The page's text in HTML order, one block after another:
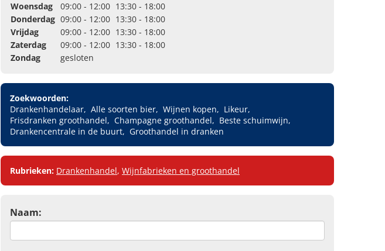
Woensdag
09:00 - 12:00 13:30 - 18:00
Donderdag 09:00 - 12:00 13:30 - 18:00
Vrijdag
09:00 - 12:00 13:30 - 18:00
Zaterdag
09:00 - 12:00 13:30 - 18:00
Zondag
gesloten
Zoekwoorden:
Drankenhandelaar
Alle soorten bier Wijnen kopen
Likeur
Frisdranken groothandel
Champagne groothandel
Beste schuimwijn
Drankencentrale in de buurt
Groothandel in dranken
Rubrieken: Drankenhandel, Wijnfabrieken en groothandel
Naam: